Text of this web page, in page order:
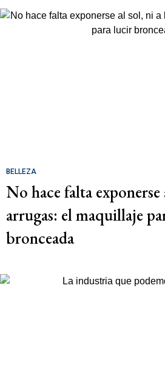
BELLEZA
No hace falta exponerse
arrugas: el maquillaje
bronceada